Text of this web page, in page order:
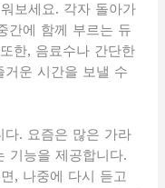
보세요. 각자 돌아가
간에 함께 부르는 듀
한, 음료수나 간단한
운 시간을 보낼 수
다. 요즘은 많은 가라
기능을 제공합니다.
, 나중에 다시 듣고